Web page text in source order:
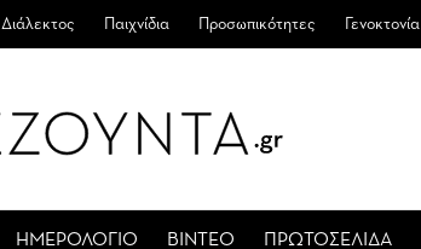
Διάλεκτος Παιχνίδια Προσωπικότητες Γενοκτονία
ΗΜΕΡΟΛΟΓΙΟ ΒΙΝΤΕΟ ΠΡΩΤΟΣΕΛΙΔΑ